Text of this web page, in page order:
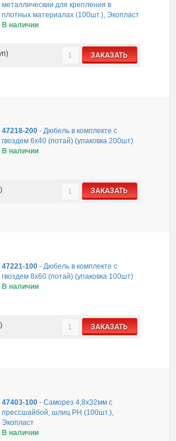
металлическии для крепления в
плотных материалах (100шт.), Экопласт
В наличии
ЗАКАЗАТЬ
47218-200 - Дюбель в комплекте с
гвоздем 6х40 (потай) (упаковка 200шт)
В наличии
ЗАКАЗАТЬ
47221-100 -Дюбель в комплекте с
гвоздем 8х60 (потай) (упаковка 100шт)
В наличии
ЗАКАЗАТЬ
47403-100 -Саморез 4,8x32мм с
прессшайбой, шлиц PH (100шт.),
Экопласт
В наличии